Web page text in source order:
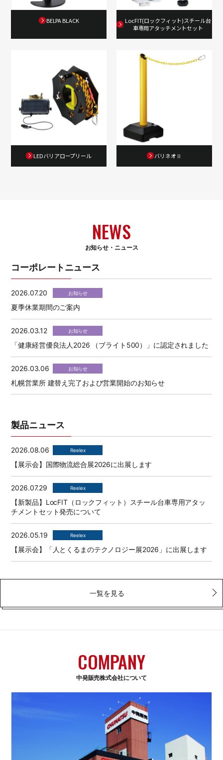
BELPA BLACK
LocFIT(ロックフィット)スチール台
車専用アタッチメントセット
LEDバリアロープリール バリネオⅡ
NEWS
お知らせ・ニュース
コーポレートニュース
2026.07.20 お知らせ
夏季休業期間のご案内
2026.03.12 お知らせ
「健康経営優良法人2026 （ブライト500）」に認定されました
2026.03.06 お知らせ
札幌営業所 建替え完了および営業開始のお知らせ
製品ニュース
2026.08.06 Reelex
【展示会】国際物流総合展2026に出展します
2026.07.29 Reelex
【新製品】LocFIT（ロックフィット）スチール台車専用アタッ
チメントセット発売について
2026.05.19 Reelex
【展示会】「⼈とくるまのテクノロジー展2026」に出展します
一覧を見る
COMPANY
中発販売株式会社について